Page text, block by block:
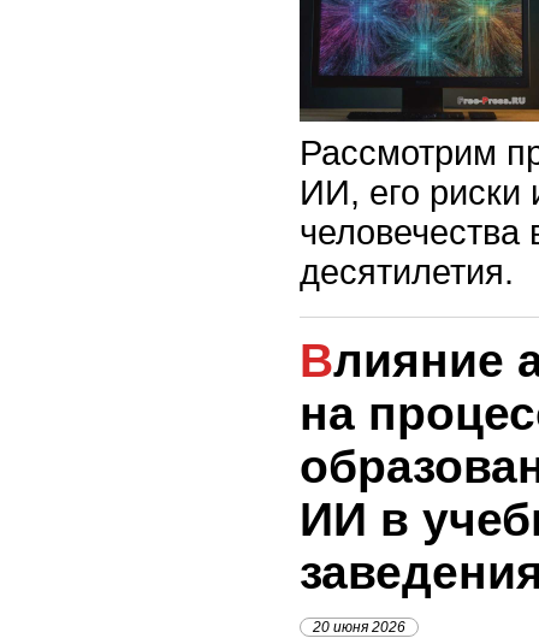
Рассмотрим
ИИ, его риски
десятилетия.
Влияние автоматизации
на
ИИ в
20 июня 2026